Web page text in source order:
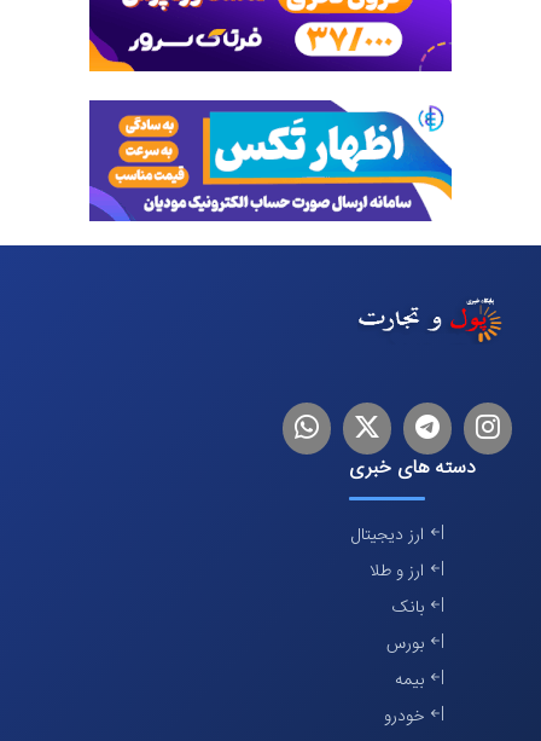
اینستاگرام
تلگرام توییترلینکدین
دسته های خبری
ارز دیجیتال
ارز و طلا
بانک
بورس
بیمه
خودرو